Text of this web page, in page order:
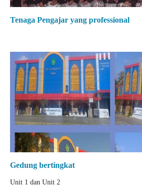
Tenaga Pengajar yang professional
Gedung bertingkat
Unit 1 dan Unit 2